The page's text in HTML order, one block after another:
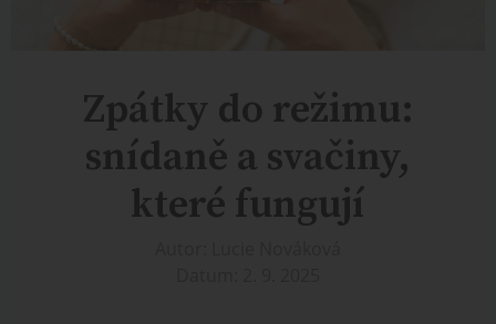
Zpátky do režimu:
snídaně a svačiny,
které fungují